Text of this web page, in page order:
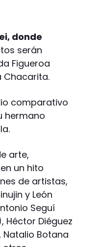
donde
serán
Figueroa
Chacarita.
comparativo
hermano
arte,
un hito
de artistas,
y León
Seguí
Héctor Diéguez
Botana